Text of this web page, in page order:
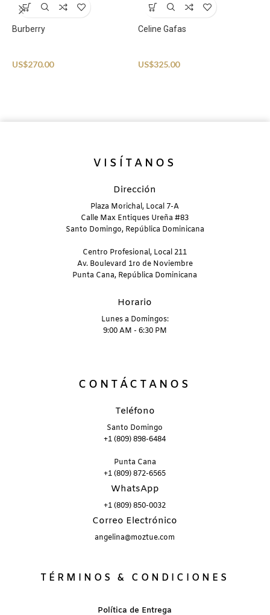
Burberry
US$270.00
Celine Gafas
US$325.00
VISÍTANOS
Dirección
Plaza Morichal, Local 7-A
Calle Max Entiques Ureña #83
Santo Domingo, República Dominicana
Centro Profesional, Local 211
Av. Boulevard 1ro de Noviembre
Punta Cana, República Dominicana
Horario
Lunes a Domingos:
9:00 AM - 6:30 PM
CONTÁCTANOS
Teléfono
Santo Domingo
+1 (809) 898-6484
Punta Cana
+1 (809) 872-6565
WhatsApp
+1 (809) 850-0032
Correo Electrónico
angelina@moztue.com
TÉRMINOS & CONDICIONES
Política de Entrega